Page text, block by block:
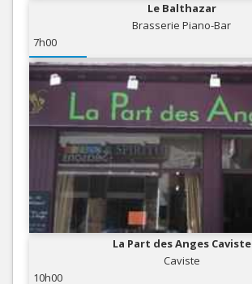
Le Balthazar
Brasserie Piano-Bar
7h00
La Part des Anges Caviste
Caviste
10h00